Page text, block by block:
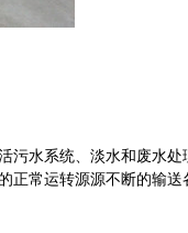
污水系统、淡水和废水
常运转源源不断的输